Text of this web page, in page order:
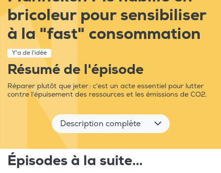
bricoleur pour sensibiliser
à la "fast" consommation
Y'a de l'idée
Résumé de l'épisode
Réparer plutôt que jeter : c'est un acte essentiel pour lutter
contre l'épuisement des ressources et les émissions de CO2.
Description complète
Épisodes à la suite...